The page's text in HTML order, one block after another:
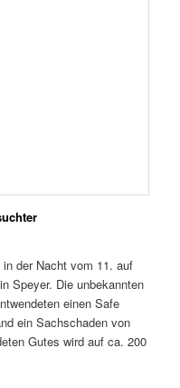
der Nacht vom 11. auf
Speyer. Die unbekannten
einen Safe
ein Sachschaden von
Gutes wird auf ca. 200